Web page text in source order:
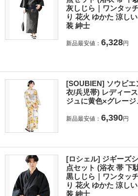
灰しじら｜ワンタッ
り 花火 ゆかた 涼し
装 紳士
新品最安値： 6,328円
[SOUBIEN] ソウビエ
衣/兵児帯) レディー
ジュに黄色×グレー
新品最安値： 6,390円
[ロシェル] ジギーズ
点セット (浴衣 帯 下
黒しじら｜ワンタッ
り 花火 ゆかた 涼し
装 紳士